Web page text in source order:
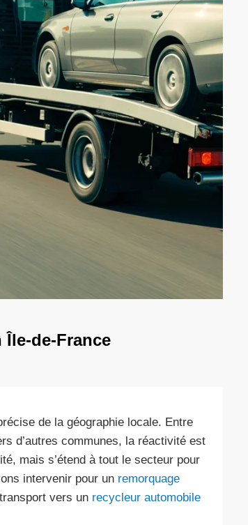
de-France
de la géographie locale. Entre
d’autres communes, la réactivité est
mais s’étend à tout le secteur pour
intervenir pour un remorquage
vers un recycleur automobile